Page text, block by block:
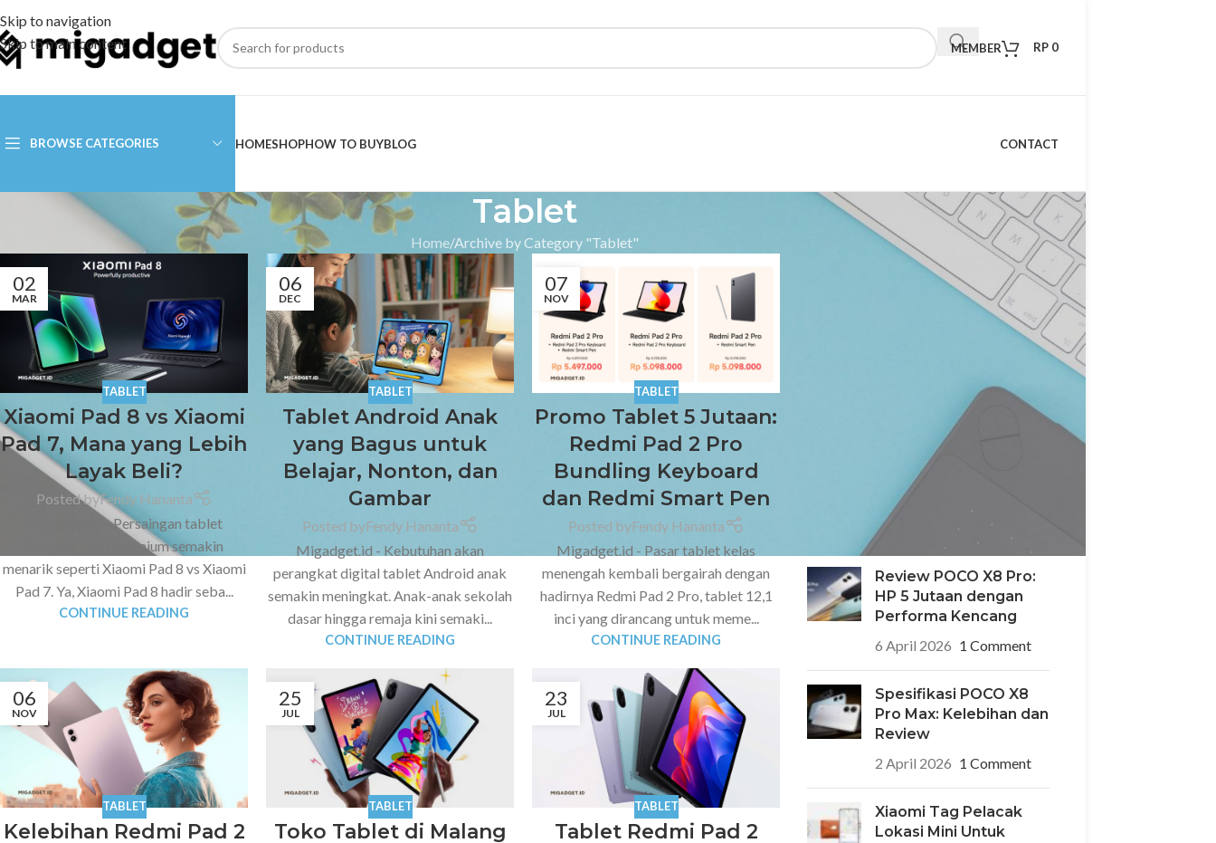
Skip to navigation
Skip to main content
MEMBER RP 0
BROWSE CATEGORIES HOMESHOPHOW TO BUYBLOG CONTACT
Tablet
Home Archive by Category "Tablet"
02
MAR
TABLET
Xiaomi Pad 8 vs Xiaomi
Pad 7, Mana yang Lebih
Layak Beli?
Posted byFendy Hananta
Migadget.id - Persaingan tablet
Android kelas premium semakin
menarik seperti Xiaomi Pad 8 vs Xiaomi
Pad 7. Ya, Xiaomi Pad 8 hadir seba...
CONTINUE READING
06
DEC
TABLET
Tablet Android Anak
yang Bagus untuk
Belajar, Nonton, dan
Gambar
Posted byFendy Hananta
Migadget.id - Kebutuhan akan
perangkat digital tablet Android anak
semakin meningkat. Anak-anak sekolah
dasar hingga remaja kini semaki...
CONTINUE READING
07
NOV
TABLET
Promo Tablet 5 Jutaan:
Redmi Pad 2 Pro
Bundling Keyboard
dan Redmi Smart Pen
Posted byFendy Hananta
Migadget.id - Pasar tablet kelas
menengah kembali bergairah dengan
hadirnya Redmi Pad 2 Pro, tablet 12,1
inci yang dirancang untuk meme...
CONTINUE READING
06
NOV
TABLET
Kelebihan Redmi Pad 2
25
JUL
TABLET
Toko Tablet di Malang
23
JUL
TABLET
Tablet Redmi Pad 2
RECENT POSTS
Kelebihan Xiaomi TV S
Mini LED 98 2026: TV
1 Comment
POCO X8 Pro Iron Man
Edition: HP Edisi
Terbatas Desain
Superhero yang Ikonik
6 April 2026
1 Comment
Review POCO X8 Pro:
HP 5 Jutaan dengan
Performa Kencang
6 April 2026 1 Comment
Spesifikasi POCO X8
Pro Max: Kelebihan dan
Review
2 April 2026 1 Comment
Xiaomi Tag Pelacak
Lokasi Mini Untuk